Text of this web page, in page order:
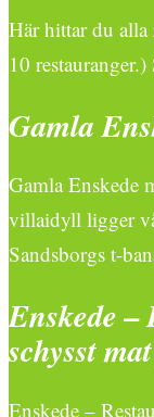
Här hittar du alla
10
Gamla
Gamla Enskede
villaidyll ligger
Sandsborgs t-
Enskede
schysst
Enskede –